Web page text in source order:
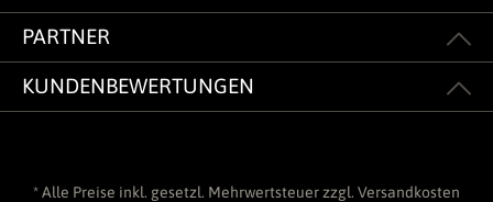
PARTNER
KUNDENBEWERTUNGEN
* Alle Preise inkl. gesetzl. Mehrwertsteuer zzgl. Versandkosten